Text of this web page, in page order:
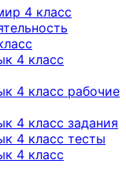
4 класс
4 класс
4 класс рабочие
4 класс задания
4 класс тесты
4 класс